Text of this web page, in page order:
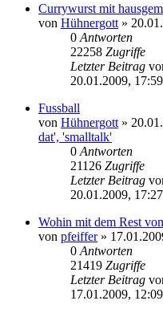
Currywurst mit
von Hühnergott »
0 Antworten
22258 Zugriffe
Letzter Beitrag
20.01.2009, 17:59
Fussball
von Hühnergott »
dat', 'smalltalk'
0 Antworten
21126 Zugriffe
Letzter Beitrag
20.01.2009, 17:27
Wohin mit dem Rest
von pfeiffer»
0 Antworten
21419 Zugriffe
Letzter Beitrag
17.01.2009, 12:09